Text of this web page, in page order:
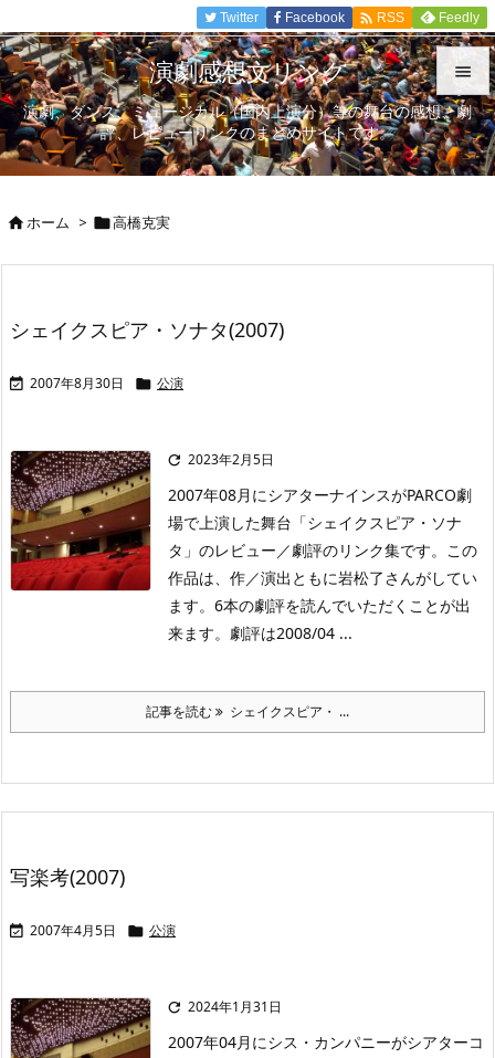


メニュ

Twitter Facebook  RSS Feedly
演劇感想文リンク
演劇、ダンス、ミュージカル（国内上演分）等の舞台の感想、劇
評、レビューリンクのまとめサイトです。
ホーム > 高橋克実
シェイクスピア・ソナタ(2007)
 2007年8月30日  公演
 2023年2月5日
2007年08月にシアターナインスがPARCO劇
場で上演した舞台「シェイクスピア・ソナ
タ」のレビュー／劇評のリンク集です。この
作品は、作／演出ともに岩松了さんがしてい
ます。6本の劇評を読んでいただくことが出
来ます。劇評は2008/04 ...
記事を読む シェイクスピア・ ...
写楽考(2007)
 2007年4月5日  公演
 2024年1月31日
2007年04月にシス・カンパニーがシアターコ